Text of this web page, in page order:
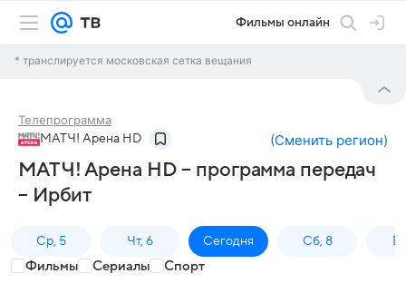
Фильмы онлайн
* транслируется московская сетка вещания
Телепрограмма
МАТЧ! Арена HD (Сменить регион)
МАТЧ! Арена HD – программа передач
– Ирбит
Ср, 5 Чт, 6 Сегодня Сб, 8
Фильмы Сериалы Спорт